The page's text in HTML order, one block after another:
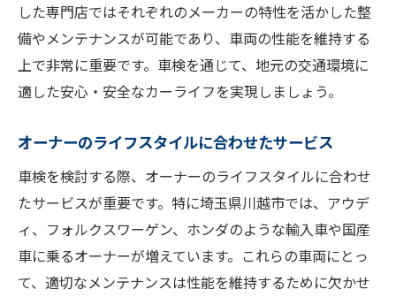
した専門店ではそれぞれのメーカーの特性を活かした整
備やメンテナンスが可能であり、車両の性能を維持する
上で非常に重要です。車検を通じて、地元の交通環境に
適した安心・安全なカーライフを実現しましょう。
オーナーのライフスタイルに合わせたサービス
車検を検討する際、オーナーのライフスタイルに合わせ
たサービスが重要です。特に埼玉県川越市では、アウデ
ィ、フォルクスワーゲン、ホンダのような輸入車や国産
車に乗るオーナーが増えています。これらの車両にとっ
て、適切なメンテナンスは性能を維持するために欠かせ